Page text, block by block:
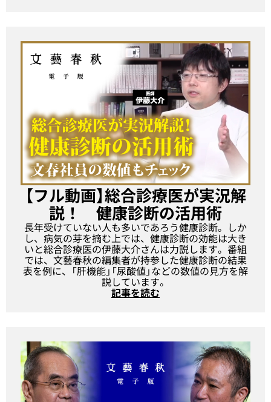
【フル動画】総合診療医が実況解
説！ 健康診断の活用術
長年受けていない人も多いであろう健康診断。しか
し、病気の芽を摘む上では、健康診断の効能は大き
いと総合診療医の伊藤大介さんは力説します。番組
では、文藝春秋の編集者が持参した健康診断の結果
表を例に、「肝機能」「尿酸値」などの数値の見方を解
説しています。
記事を読む